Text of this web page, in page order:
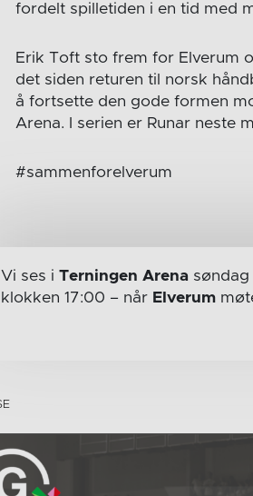
fordelt spilletiden i en tid med
Erik Toft sto frem for Elverum
det siden returen til norsk
å fortsette den gode formen
Arena. I serien er Runar neste
#sammenforelverum
Vi ses i Terningen Arenasøndag
klokken 17:00 – når Elverum